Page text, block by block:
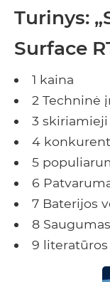
Turinys:
Surface
1 kaina
2 Techninė
3
4
5
6
7 Baterijos
8 Saugumas
9 literatūros